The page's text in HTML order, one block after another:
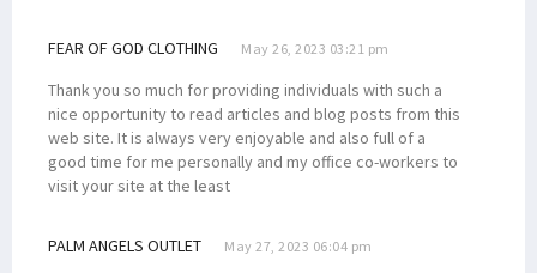
FEAR OF GOD CLOTHING May 26, 2023 03:21 pm
Thank you so much for providing individuals with such a
nice opportunity to read articles and blog posts from this
web site. It is always very enjoyable and also full of a
good time for me personally and my office co-workers to
visit your site at the least
PALM ANGELS OUTLET May 27, 2023 06:04 pm